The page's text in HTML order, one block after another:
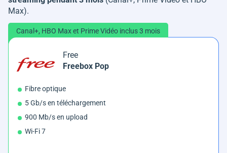
Max).
Canal+, HBO Max et Prime Vidéo inclus 3 mois
Free
Freebox Pop
Fibre optique
5 Gb/s en téléchargement
900 Mb/s en upload
Wi-Fi 7